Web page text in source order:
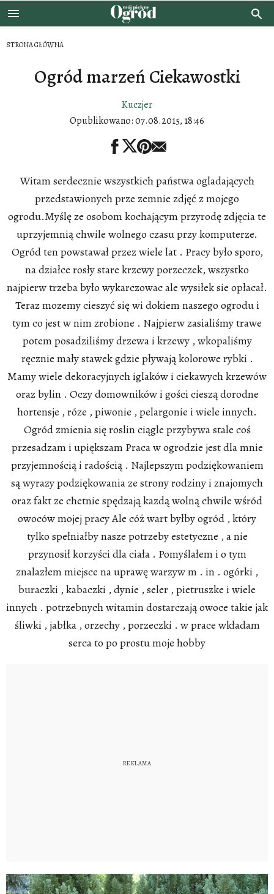
STRONA GŁÓWNA
Ogród marzeń Ciekawostki
Kuczjer
Opublikowano:07.08.2015, 18:46
Witam serdecznie wszystkich państwa ogladających
przedstawionych prze zemnie zdjęć z mojego
ogrodu.Myślę ze osobom kochającym przyrodę zdjęcia te
uprzyjemnią chwile wolnego czasu przy komputerze.
Ogród ten powstawał przez wiele lat . Pracy było sporo,
na działce rosły stare krzewy porzeczek, wszystko
najpierw trzeba było wykarczowac ale wysiłek sie opłacał.
Teraz mozemy cieszyć się wi dokiem naszego ogrodu i
tym co jest w nim zrobione . Najpierw zasialiśmy trawe
potem posadziliśmy drzewa i krzewy , wkopaliśmy
ręcznie mały stawek gdzie pływają kolorowe rybki .
Mamy wiele dekoracyjnych iglaków i ciekawych krzewów
oraz bylin . Oczy domowników i gości cieszą dorodne
hortensje , róze , piwonie , pelargonie i wiele innych.
Ogród zmienia się roslin ciągle przybywa stale coś
przesadzam i upiększam Praca w ogrodzie jest dla mnie
przyjemnością i radością . Najlepszym podziękowaniem
są wyrazy podziękowania ze strony rodziny i znajomych
oraz fakt ze chetnie spędzają kazdą wolną chwile wśród
owoców mojej pracy Ale cóż wart byłby ogród , który
tylko spełniałby nasze potrzeby estetyczne , a nie
przynosił korzyści dla ciała . Pomyślałem i o tym
znalazłem miejsce na uprawę warzyw m . in . ogórki ,
buraczki , kabaczki , dynie , seler , pietruszke i wiele
innych . potrzebnych witamin dostarczają owoce takie jak
śliwki , jabłka , orzechy , porzeczki . w prace wkładam
serca to po prostu moje hobby